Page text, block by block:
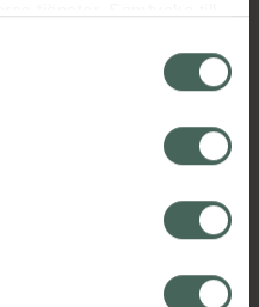
samtycke påverkar inte
skett innan återkallelsen.
i mobilen och på
är det vårt uppdrag att
Välkommen att prata